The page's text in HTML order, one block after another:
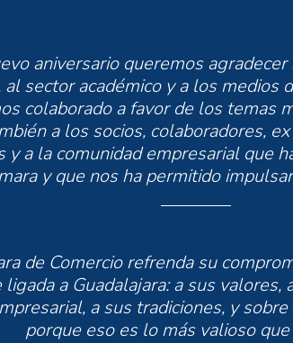
aniversario queremos
al sector académico y a los medios
colaborado a favor de los temas
a los socios, colaboradores,
y a la comunidad empresarial que
y que nos ha permitido
de Comercio refrenda su
a Guadalajara: a sus valores,
a sus tradiciones, y
porque eso es lo más valioso